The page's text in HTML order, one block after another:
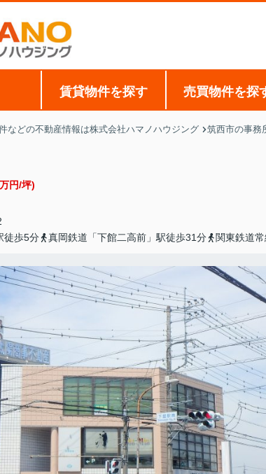
賃貸物件を探す 売買物件を探
などの不動産情報は株式会社ハマノハウジング 筑西市の事務
円/坪)
徒歩5分
真岡鉄道「下館二高前」駅徒歩31分 関東鉄道